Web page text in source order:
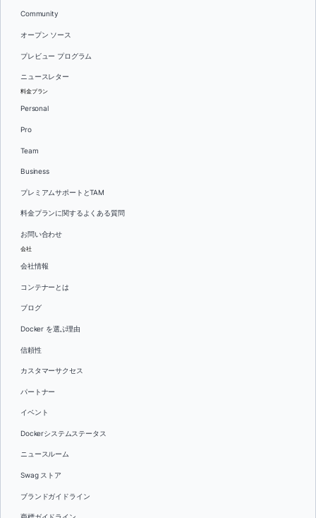
Community
オープン ソース
プレビュー プログラム
ニュースレター
料金プラン
Personal
Pro
Team
Business
プレミアムサポートとTAM
料金プランに関するよくある質問
お問い合わせ
会社
会社情報
コンテナーとは
ブログ
Docker を選ぶ理由
信頼性
カスタマーサクセス
パートナー
イベント
Dockerシステムステータス
ニュースルーム
Swag ストア
ブランドガイドライン